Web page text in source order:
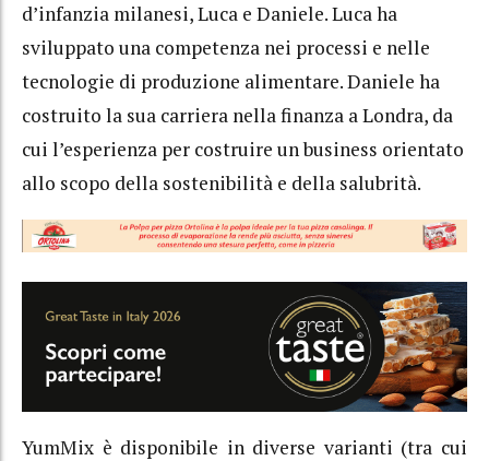
d’infanzia milanesi, Luca e Daniele. Luca ha
sviluppato una competenza nei processi e nelle
tecnologie di produzione alimentare. Daniele ha
costruito la sua carriera nella finanza a Londra, da
cui l’esperienza per costruire un business orientato
allo scopo della sostenibilità e della salubrità.
YumMix è disponibile in diverse varianti (tra cui